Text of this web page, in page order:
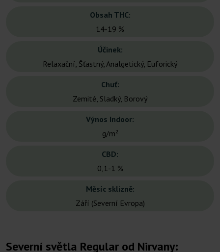
Obsah THC:
14-19 %
Účinek:
Relaxační, Šťastný, Analgetický, Euforický
Chuť:
Zemité, Sladký, Borový
Výnos Indoor:
g/m²
CBD:
0,1-1 %
Měsíc sklizně:
Září (Severní Evropa)
Severní světla Regular od Nirvany: